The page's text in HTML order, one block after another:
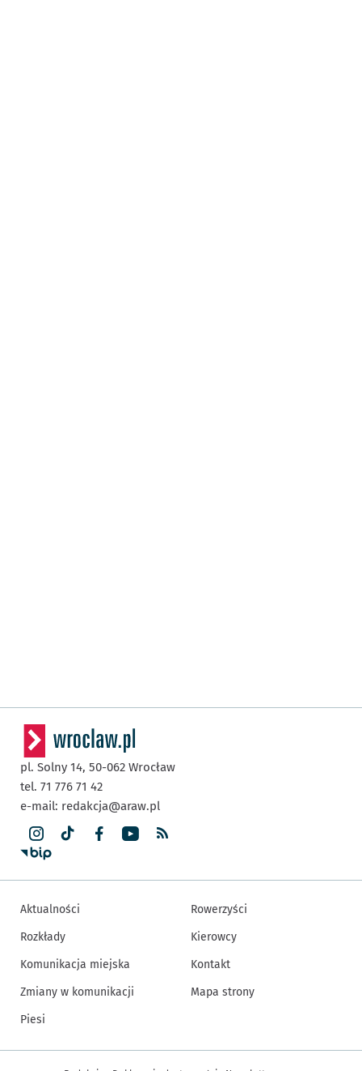
pl. Solny 14, 50-062 Wrocław
tel. 71 776 71 42
e-mail: redakcja@araw.pl
Aktualności
Rozkłady
Komunikacja miejska
Zmiany w komunikacji
Piesi
Rowerzyści
Kierowcy
Kontakt
Mapa strony
Inne informacje